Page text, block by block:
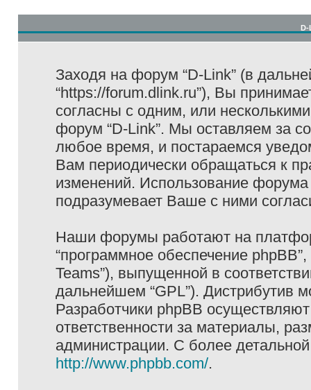
D-
Заходя на форум “D-Link” (в
“https://forum.dlink.ru”), Вы
согласны с одним, или
форум “D-Link”. Мы оставляем за
любое время, и постараемся
Вам периодически обращаться к
изменений. Использование
подразумевает Ваше с ними
Наши форумы работают на
“программное обеспечение
Teams”), выпущенной в
дальнейшем “GPL”). Дистрибутив
Разработчики phpBB
ответственности за материалы,
администрации. С более
http://www.phpbb.com/.